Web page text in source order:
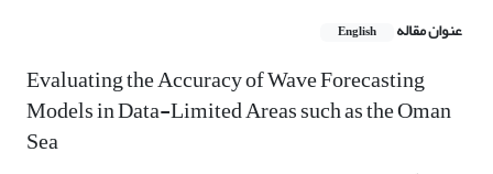
عنوان مقاله English
Evaluating the Accuracy of Wave Forecasting
Models in Data-Limited Areas such as the Oman
Sea